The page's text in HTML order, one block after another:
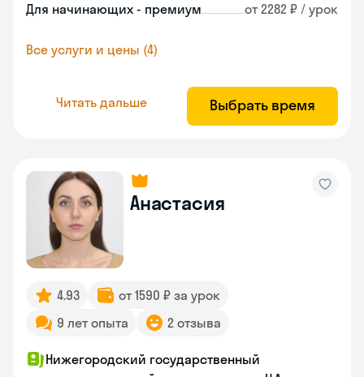
Для начинающих - премиум от 2282 ₽ / урок
Все услуги и цены (4)
Читать дальше Выбрать время
Анастасия
4.93
от 1590 ₽ за урок
9 лет опыта
2 отзыва
Нижегородский государственный